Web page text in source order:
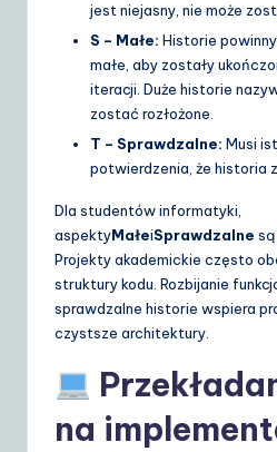
jest niejasny, nie może
S – Małe: Historie
małe, aby zostały
iteracji. Duże historie
zostać rozłożone.
T – Sprawdzalne: Musi
potwierdzenia, że historia
Dla studentów informatyki,
aspektyMałeiSprawdzalne
Projekty akademickie często
struktury kodu. Rozbijanie
sprawdzalne historie wspiera
czystsze architektury.
na